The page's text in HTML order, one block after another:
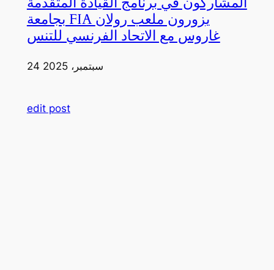
بجامعة FIA يزورون ملعب رولان
غاروس مع الاتحاد الفرنسي للتنس
24 سبتمبر، 2025
edit post